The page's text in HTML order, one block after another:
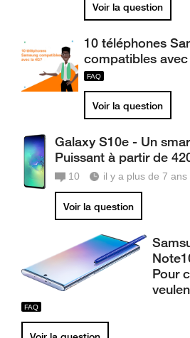
Voir la question
10 téléphones
compatibles avec
Voir la question
Galaxy S10e - Un
Puissant à partir de
10 il y a plus de 7 ans
Voir la question
Pour